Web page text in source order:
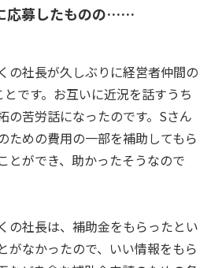
応募したものの……
の社長が久しぶりに経営者仲間の
です。お互いに近況を話すうち
の苦労話になったのです。Sさん
ための費用の一部を補助してもら
とができ、助かったそうなので
の社長は、補助金をもらったとい
がなかったので、いい情報をもら